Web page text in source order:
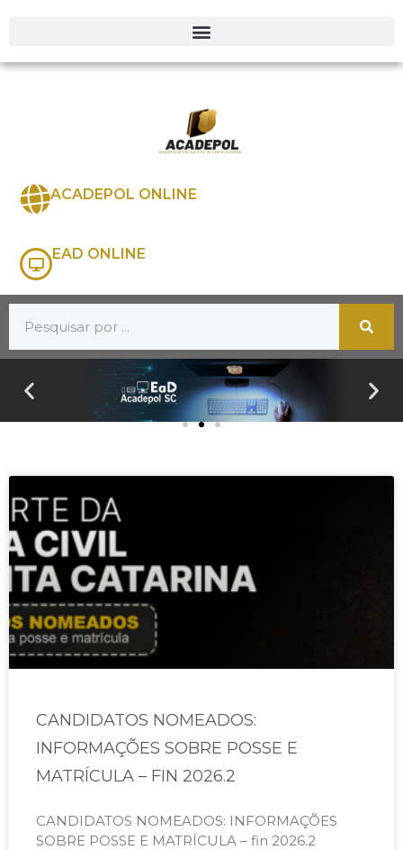
ACADEPOL ONLINE
EAD ONLINE
CANDIDATOS NOMEADOS:
INFORMAÇÕES SOBRE POSSE E
MATRÍCULA – FIN 2026.2
CANDIDATOS NOMEADOS: INFORMAÇÕES
SOBRE POSSE E MATRÍCULA – fin 2026.2